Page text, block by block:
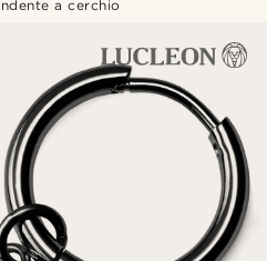
a cerchio